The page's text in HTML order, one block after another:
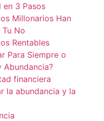
en 3 Pasos
Millonarios Han
No
Rentables
Para Siempre o
Abundancia?
financiera
la abundancia y la